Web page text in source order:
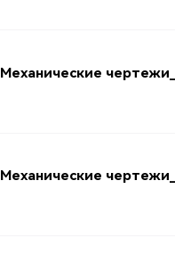
Механические
Механические